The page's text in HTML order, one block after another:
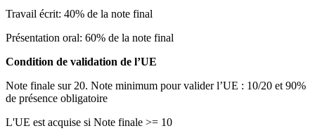
Travail écrit: 40% de la note final
Présentation oral: 60% de la note final
Condition de validation de l’UE
Note finale sur 20. Note minimum pour valider l’UE : 10/20 et 90%
de présence obligatoire
L'UE est acquise si Note finale >= 10